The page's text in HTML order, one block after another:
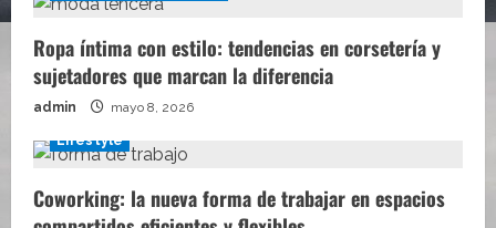
Ropa íntima con estilo: tendencias en corsetería y
sujetadores que marcan la diferencia
admin mayo 8, 2026
Lifestyle
Coworking: la nueva forma de trabajar en espacios